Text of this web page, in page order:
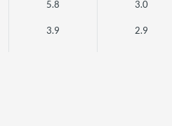
5.8 3.0
3.9 2.9